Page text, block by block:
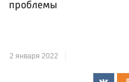
проблемы
2 января 2022